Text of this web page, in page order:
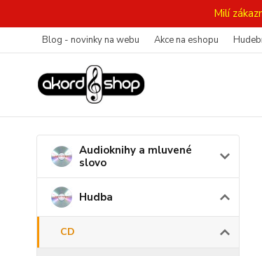
Milí
Blog - novinky na webu Akce na eshopu
Audioknihy a mluvené
slovo
Hudba
CD